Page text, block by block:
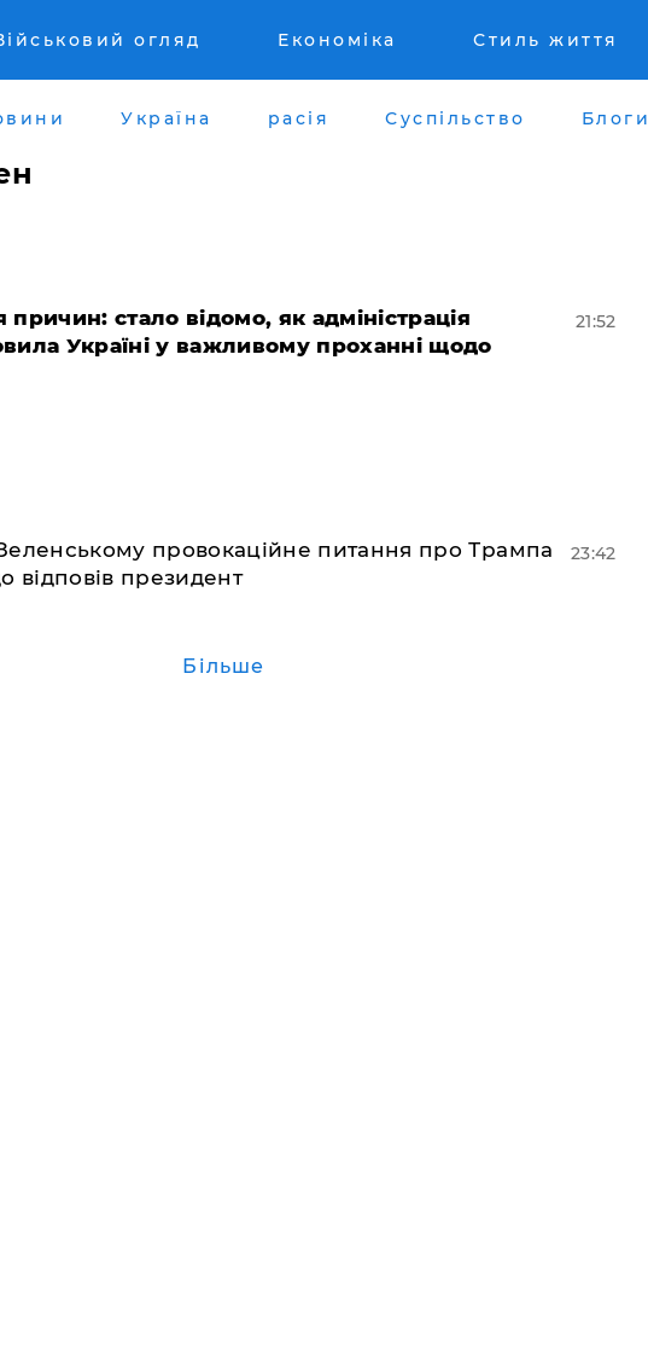
огляд Економіка Стиль життя
Україна расія Суспільство Блоги
стало відомо, як адміністрація
Україні у важливому проханні щодо
21:52
провокаційне питання про Трампа
відповів президент
23:42
Більше